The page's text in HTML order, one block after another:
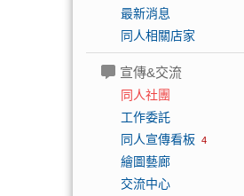
最新消息
同人相關店家
宣傳&交流
同人社團
工作委託
同人宣傳看板 4
繪圖藝廊
交流中心